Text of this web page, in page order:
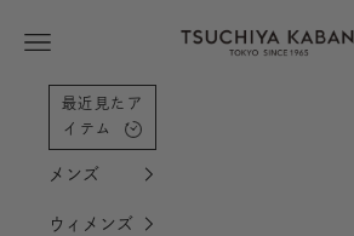
土屋鞄製造所
メニューを開く
最近見たア
イテム
メンズ
ウィメンズ